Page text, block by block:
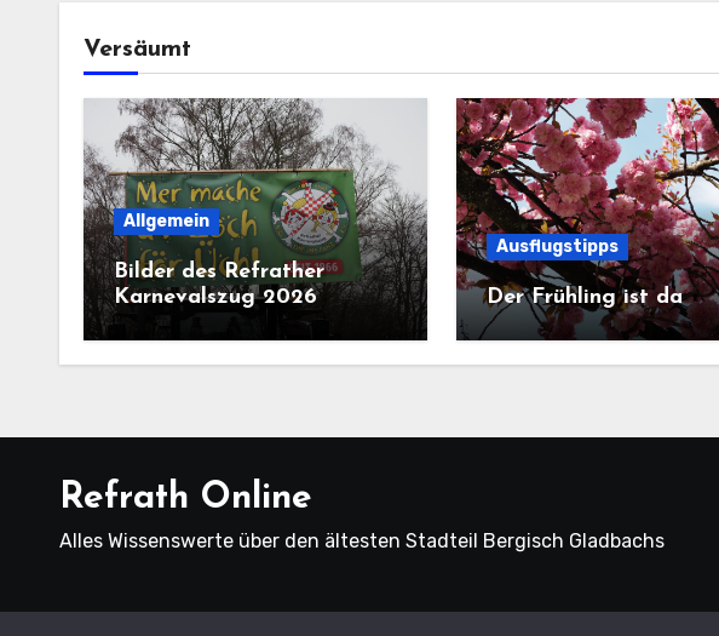
Versäumt
Allgemein
Bilder des Refrather
Karnevalszug 2026
Ausflugstipps
Der Frühling ist da
Refrath Online
Alles Wissenswerte über den ältesten Stadteil Bergisch Gladbachs